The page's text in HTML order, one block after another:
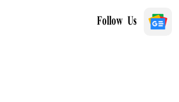
Follow Us